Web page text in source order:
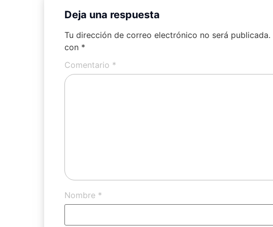
Deja una respuesta
Tu dirección de correo electrónico no será publicada.
con *
Comentario *
Nombre *